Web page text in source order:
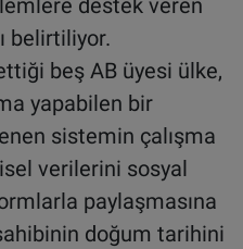
destek veren
belirtiliyor.
beş AB üyesi ülke,
yapabilen bir
sistemin çalışma
verilerini sosyal
paylaşmasına
doğum tarihini